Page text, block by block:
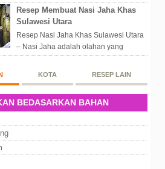
ketempatnya. Sekarang dengan
banyaknya...
Resep Membuat Nasi Jaha Khas
Sulawesi Utara
Resep Nasi Jaha Khas Sulawesi Utara
– Nasi Jaha adalah olahan yang
merupakan perpaduan antara beras
KOTA RESEP LAIN
BEDASARKAN BAHAN